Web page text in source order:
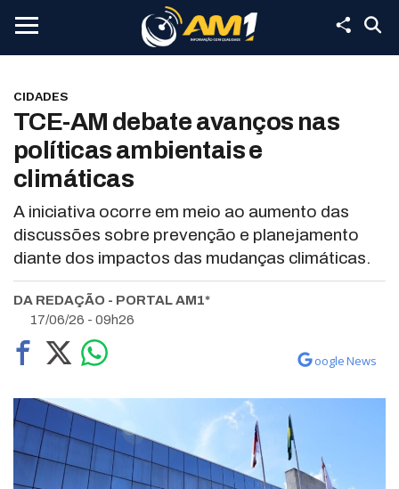
CIDADES
TCE-AM debate avanços nas
políticas ambientais e
climáticas
A iniciativa ocorre em meio ao aumento das
discussões sobre prevenção e planejamento
diante dos impactos das mudanças climáticas.
DA REDAÇÃO - PORTAL AM1*
17/06/26 - 09h26
oogle News